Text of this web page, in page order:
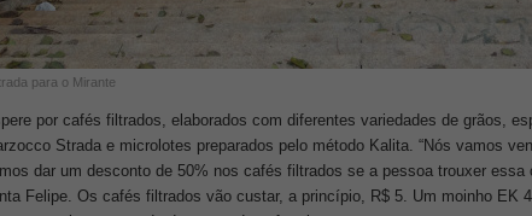
para o Mirante
por cafés filtrados, elaborados com diferentes variedades de grãos,
Strada e microlotes preparados pelo método Kalita. “Nós vamos
dar um desconto de 50% nos cafés filtrados se a pessoa trouxer essa
Felipe. Os cafés filtrados vão custar, a princípio, R$ 5. Um moinho EK